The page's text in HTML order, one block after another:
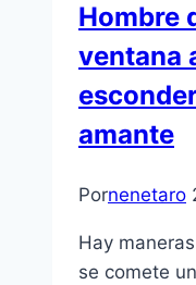
Hombre
ventana
amante
Pornenetaro
Hay
se comete